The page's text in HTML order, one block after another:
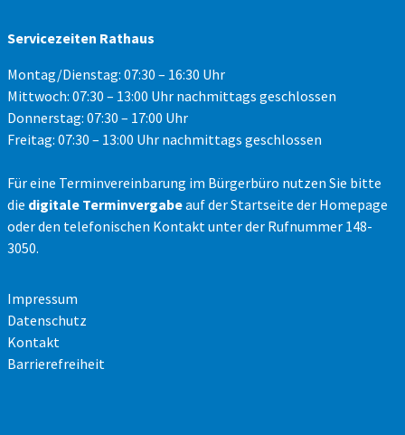
Servicezeiten Rathaus
Montag/Dienstag: 07:30 – 16:30 Uhr
Mittwoch: 07:30 – 13:00 Uhr nachmittags geschlossen
Donnerstag: 07:30 – 17:00 Uhr
Freitag: 07:30 – 13:00 Uhr nachmittags geschlossen
Für eine Terminvereinbarung im Bürgerbüro nutzen Sie bitte
die digitale Terminvergabeauf der Startseite der Homepage
oder den telefonischen Kontakt unter der Rufnummer 148-
3050.
Impressum
Datenschutz
Kontakt
Barrierefreiheit